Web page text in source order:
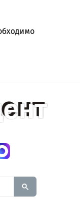
enter a